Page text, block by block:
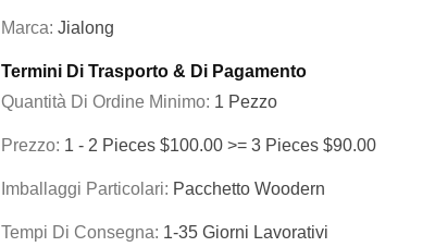
Marca: Jialong
Termini Di Trasporto & Di Pagamento
Quantità Di Ordine Minimo: 1 Pezzo
Prezzo: 1 - 2 Pieces $100.00 >= 3 Pieces $90.00
Imballaggi Particolari: Pacchetto Woodern
Tempi Di Consegna: 1-35 Giorni Lavorativi